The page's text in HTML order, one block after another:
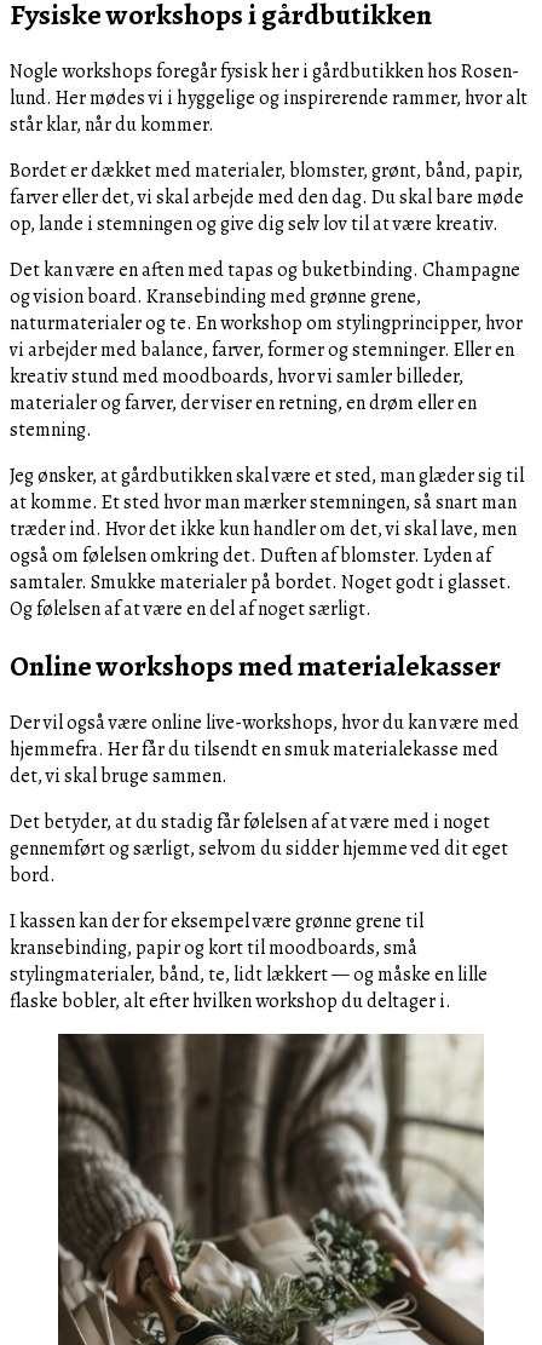
Fysiske workshops i gårdbutikken
Nogle workshops foregår fysisk her i gårdbutikken hos Rosen-
lund. Her mødes vi i hyggelige og inspirerende rammer, hvor alt
står klar, når du kommer.
Bordet er dækket med materialer, blomster, grønt, bånd, papir,
farver eller det, vi skal arbejde med den dag. Du skal bare møde
op, lande i stemningen og give dig selv lov til at være kreativ.
Det kan være en aften med tapas og buketbinding. Champagne
og vision board. Kransebinding med grønne grene,
naturmaterialer og te. En workshop om stylingprincipper, hvor
vi arbejder med balance, farver, former og stemninger. Eller en
kreativ stund med moodboards, hvor vi samler billeder,
materialer og farver, der viser en retning, en drøm eller en
stemning.
Jeg ønsker, at gårdbutikken skal være et sted, man glæder sig til
at komme. Et sted hvor man mærker stemningen, så snart man
træder ind. Hvor det ikke kun handler om det, vi skal lave, men
også om følelsen omkring det. Duften af blomster. Lyden af
samtaler. Smukke materialer på bordet. Noget godt i glasset.
Og følelsen af at være en del af noget særligt.
Online workshops med materialekasser
Der vil også være online live-workshops, hvor du kan være med
hjemmefra. Her får du tilsendt en smuk materialekasse med
det, vi skal bruge sammen.
Det betyder, at du stadig får følelsen af at være med i noget
gennemført og særligt, selvom du sidder hjemme ved dit eget
bord.
I kassen kan der for eksempel være grønne grene til
kransebinding, papir og kort til moodboards, små
stylingmaterialer, bånd, te, lidt lækkert — og måske en lille
flaske bobler, alt efter hvilken workshop du deltager i.